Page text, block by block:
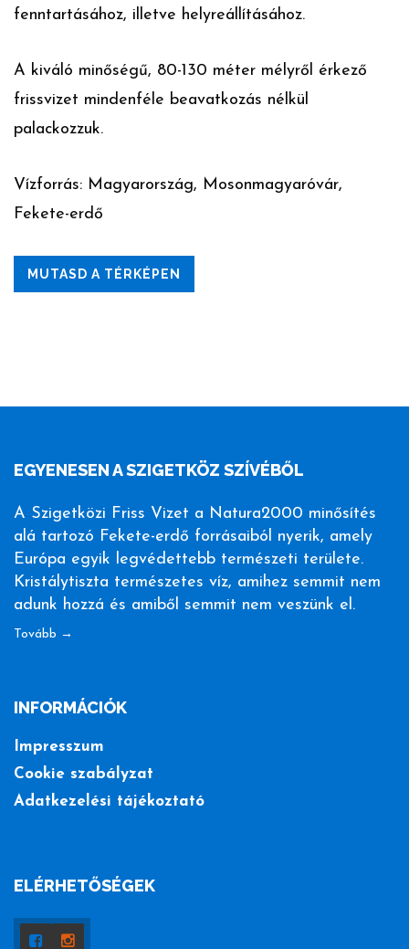
fenntartásához, illetve helyreállításához.
A kiváló minőségű, 80-130 méter mélyről érkező
frissvizet mindenféle beavatkozás nélkül
palackozzuk.
Vízforrás: Magyarország, Mosonmagyaróvár,
Fekete-erdő
MUTASD A TÉRKÉPEN
EGYENESEN A SZIGETKÖZ SZÍVÉBŐL
A Szigetközi Friss Vizet a Natura2000 minősítés
alá tartozó Fekete-erdő forrásaiból nyerik, amely
Európa egyik legvédettebb természeti területe.
Kristálytiszta természetes víz, amihez semmit nem
adunk hozzá és amiből semmit nem veszünk el.
Tovább →
INFORMÁCIÓK
Impresszum
Cookie szabályzat
Adatkezelési tájékoztató
ELÉRHETŐSÉGEK